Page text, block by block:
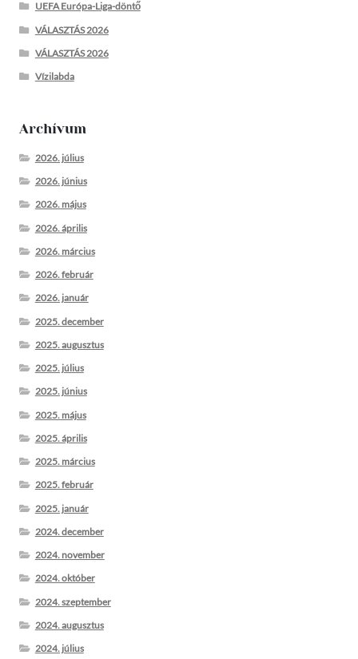
UEFA Európa-Liga-döntő
VÁLASZTÁS 2026
VÁLASZTÁS 2026
Vízilabda
Archívum
2026. július
2026. június
2026. május
2026. április
2026. március
2026. február
2026. január
2025. december
2025. augusztus
2025. július
2025. június
2025. május
2025. április
2025. március
2025. február
2025. január
2024. december
2024. november
2024. október
2024. szeptember
2024. augusztus
2024. július